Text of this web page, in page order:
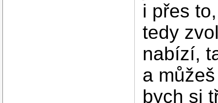
i přes
tedy
nabízí,
a
bych si